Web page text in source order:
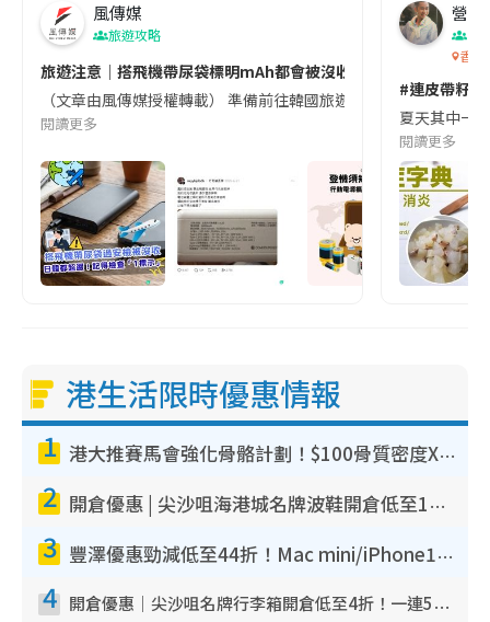
風傳媒
旅遊攻略
旅遊注意｜搭飛機帶尿袋標明mAh都會被沒收😱出發前切記檢查
（文章由風傳媒授權轉載） 準備前往韓國旅遊的民眾，近期要
閱讀更多
營養
香港
#連皮帶籽
夏天其中一
閱讀更多
港生活限時優惠情報
1 港大推賽馬會強化骨骼計劃！$100骨質密度X光檢查 完成免費運動訓練送超市禮券！附參加資格
2 開倉優惠 | 尖沙咀海港城名牌波鞋開倉低至1折！On鞋$899起／Joy&Peace鞋履$98起
3 豐澤優惠勁減低至44折！Mac mini/iPhone17Pro大減價！廚房家電$220起
4 開倉優惠｜尖沙咀名牌行李箱開倉低至4折！一連5日 American Tourister/ace./Hallmark $200起！